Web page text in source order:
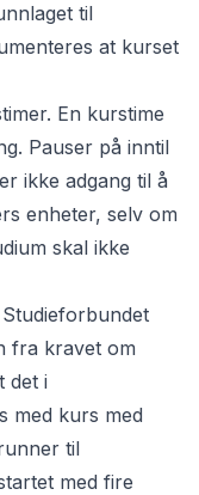
til
at kurset
En kurstime
Pauser på inntil
ikke adgang til å
enheter, selv om
skal ikke
fra kravet om
det i
med kurs med
til
med fire